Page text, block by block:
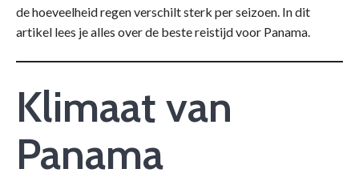
de hoeveelheid regen verschilt sterk per seizoen. In dit
artikel lees je alles over de beste reistijd voor Panama.
Klimaat van
Panama